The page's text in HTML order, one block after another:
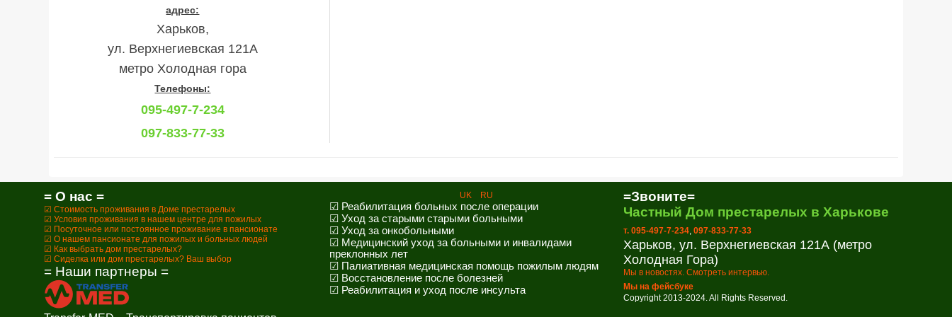
адрес:
Харьков,
ул. Верхнегиевская 121А
метро Холодная гора
Телефоны:
095-497-7-234
097-833-77-33
= О нас =
☑ Стоимость проживания в Доме престарелых
☑ Условия проживания в нашем центре для пожилых
☑ Посуточное или постоянное проживание в пансионате
☑ О нашем пансионате для пожилых и больных людей
☑ Как выбрать дом престарелых?
☑ Сиделка или дом престарелых? Ваш выбор
= Наши партнеры =
UK RU
☑ Реабилитация больных после операции
☑ Уход за старыми старыми больными
☑ Уход за онкобольными
☑ Медицинский уход за больными и инвалидами
преклонных лет
☑ Палиативная медицинская помощь пожилым людям
☑ Восстановление после болезней
☑ Реабилитация и уход после инсульта
=Звоните=
Частный Дом престарелых в Харькове
т. 095-497-7-234, 097-833-77-33
Харьков, ул. Верхнегиевская 121А (метро
Холодная Гора)
Мы в новостях. Смотреть интервью.
Мы на фейсбуке
Copyright 2013-2024. All Rights Reserved.